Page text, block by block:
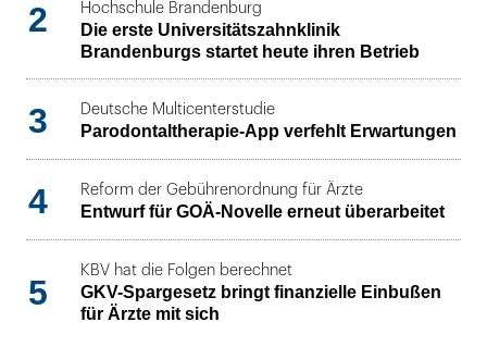
2 Hochschule Brandenburg
Die erste Universitätszahnklinik
Brandenburgs startet heute ihren Betrieb
3 Deutsche Multicenterstudie
Parodontaltherapie-App verfehlt Erwartungen
4 Reform der Gebührenordnung für Ärzte
Entwurf für GOÄ-Novelle erneut überarbeitet
5
KBV hat die Folgen berechnet
GKV-Spargesetz bringt finanzielle Einbußen
für Ärzte mit sich